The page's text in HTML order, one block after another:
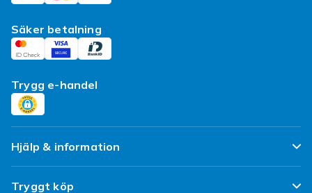
Säker betalning
Trygg e-handel
Hjälp & information
Vanliga frågor
Tryggt köp